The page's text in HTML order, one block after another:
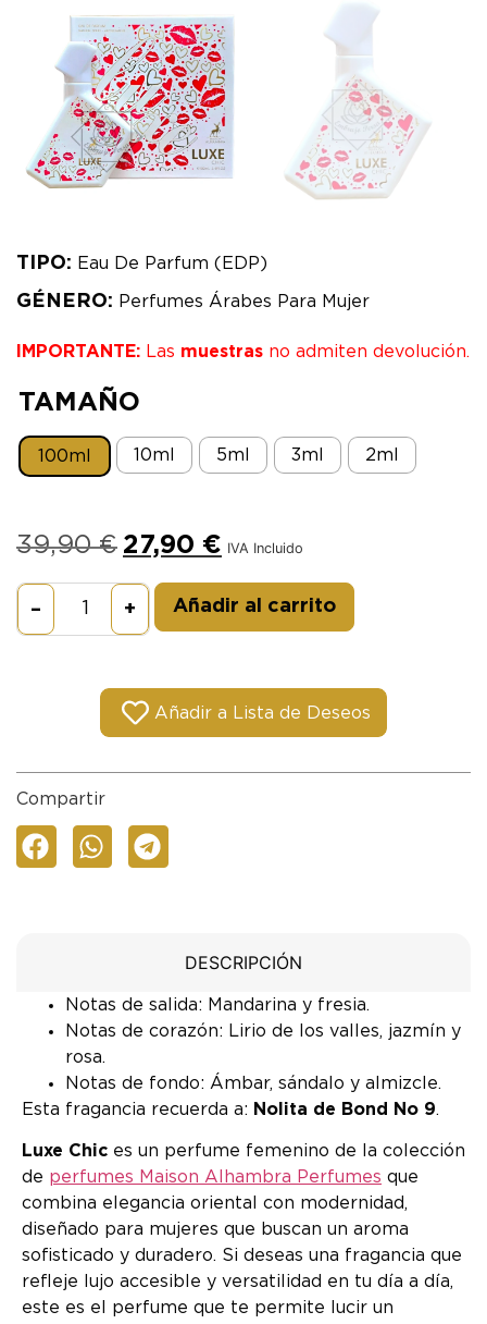
TIPO: Eau De Parfum (EDP)
GÉNERO: Perfumes Árabes Para Mujer
IMPORTANTE: Las muestras no admiten devolución.
TAMAÑO
100ml 10ml 5ml 3ml 2ml
39,90€ 27,90 € IVA Incluido
– + Añadir al carrito
Añadir a Lista de Deseos
Compartir
DESCRIPCIÓN
Notas de salida: Mandarina y fresia.
Notas de corazón: Lirio de los valles, jazmín y
rosa.
Notas de fondo: Ámbar, sándalo y almizcle.
Esta fragancia recuerda a: Nolita de Bond No 9.
Luxe Chic es un perfume femenino de la colección
de perfumes Maison Alhambra Perfumes que
combina elegancia oriental con modernidad,
diseñado para mujeres que buscan un aroma
sofisticado y duradero. Si deseas una fragancia que
refleje lujo accesible y versatilidad en tu día a día,
este es el perfume que te permite lucir un